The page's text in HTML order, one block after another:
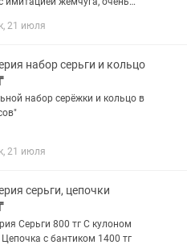
21 июля
набор серьги и кольцо
набор серёжки и кольцо в
21 июля
серьги, цепочки
Серьги 800 тг С кулоном
Цепочка с бантиком 1400 тг